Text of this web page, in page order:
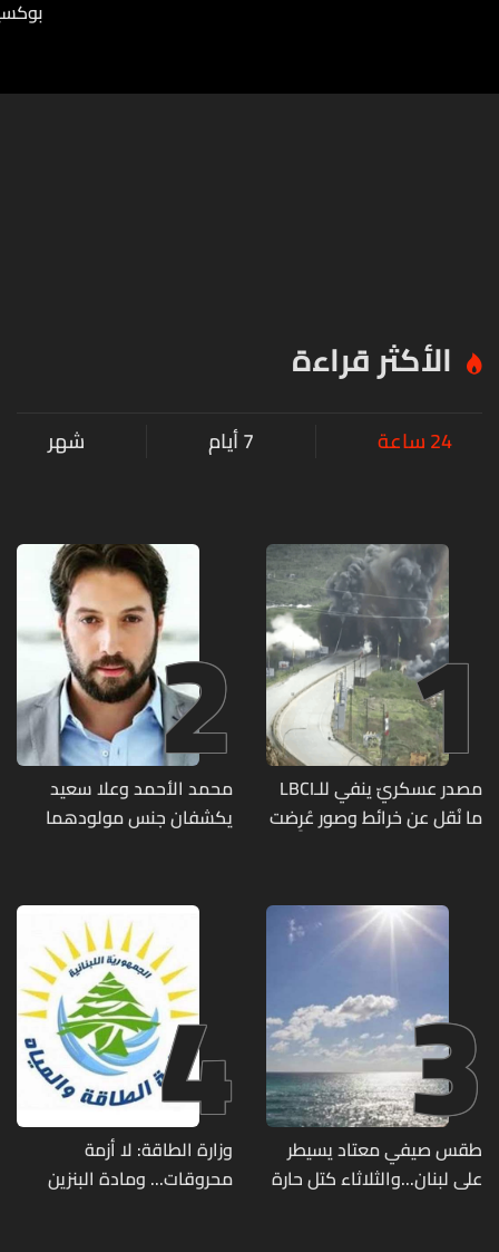
الأكثر قراءة
24 ساعة 7 أيام شهر
1
مصدر عسكريّ ينفي للـLBCI
ما نُقل عن خرائط وصور عُرِضت
تحت الأرض
2
محمد الأحمد وعلا سعيد
يكشفان جنس مولودهما
3
طقس صيفي معتاد يسيطر
على لبنان...والثلاثاء كتل حارة
4
وزارة الطاقة: لا أزمة
محروقات... ومادة البنزين